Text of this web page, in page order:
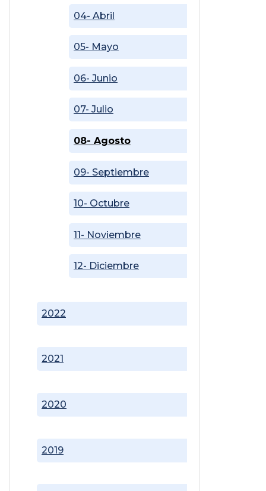
2019
2020
2021
2022
04- Abril
05- Mayo
06- Junio
07- Julio
08- Agosto
09- Septiembre
10- Octubre
11- Noviembre
12- Diciembre